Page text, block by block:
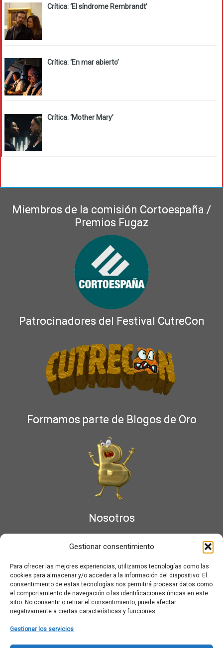
Gestionar consentimiento
Para ofrecer las mejores experiencias, utilizamos tecnologías como las
cookies para almacenar y/o acceder a la información del dispositivo. El
consentimiento de estas tecnologías nos permitirá procesar datos como
el comportamiento de navegación o las identificaciones únicas en este
sitio. No consentir o retirar el consentimiento, puede afectar
negativamente a ciertas características y funciones.
Gestionar los servicios
Crítica: ‘El síndrome Rembrandt’
Crítica: ‘En mar abierto’
Crítica: ‘Mother Mary’
Miembros de la comisión Cortoespaña /
Premios Fugaz
Patrocinadores del Festival CutreCon
Formamos parte de Blogos de Oro
Nosotros
Aviso legal
Más información sobre las cookies
Noticias al correo
Política de cookies
Política de cookies (UE)
Política de privacidad
Ponte en contacto con nosotros
Buscar: